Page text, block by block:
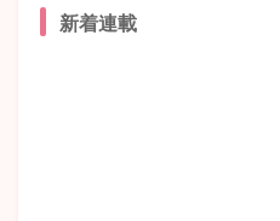
新着連載